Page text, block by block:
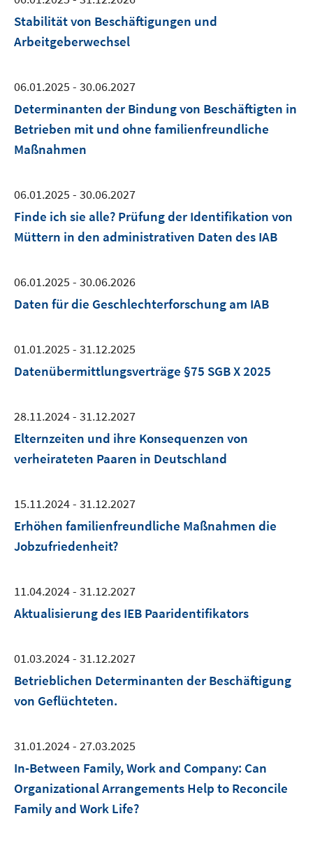
Stabilität von Beschäftigungen und
Arbeitgeberwechsel
06.01.2025 - 30.06.2027
Determinanten der Bindung von Beschäftigten in
Betrieben mit und ohne familienfreundliche
Maßnahmen
06.01.2025 - 30.06.2027
Finde ich sie alle? Prüfung der Identifikation von
Müttern in den administrativen Daten des IAB
06.01.2025 - 30.06.2026
Daten für die Geschlechterforschung am IAB
01.01.2025 - 31.12.2025
Datenübermittlungsverträge §75 SGB X 2025
28.11.2024 - 31.12.2027
Elternzeiten und ihre Konsequenzen von
verheirateten Paaren in Deutschland
15.11.2024 - 31.12.2027
Erhöhen familienfreundliche Maßnahmen die
Jobzufriedenheit?
11.04.2024 - 31.12.2027
Aktualisierung des IEB Paaridentifikators
01.03.2024 - 31.12.2027
Betrieblichen Determinanten der Beschäftigung
von Geflüchteten.
31.01.2024 - 27.03.2025
In-Between Family, Work and Company: Can
Organizational Arrangements Help to Reconcile
Family and Work Life?